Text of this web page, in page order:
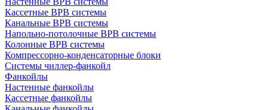
Кассетные ВРВ системы
Канальные ВРВ системы
Напольно-потолочные ВРВ системы
Колонные ВРВ системы
Компрессорно-конденсаторные блоки
Системы чиллер-фанкойл
Фанкойлы
Настенные фанкойлы
Кассетные фанкойлы